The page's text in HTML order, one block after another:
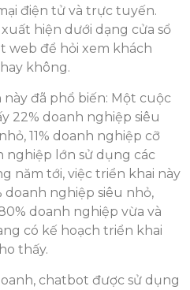
điện tử và trực tuyến.
hiện dưới dạng cửa sổ
để hỏi xem khách
không.
đã phổ biến: Một cuộc
22% doanh nghiệp siêu
11% doanh nghiệp cỡ
nghiệp lớn sử dụng các
năm tới, việc triển khai này
doanh nghiệp siêu nhỏ,
doanh nghiệp vừa và
có kế hoạch triển khai
thấy.
chatbot được sử dụng